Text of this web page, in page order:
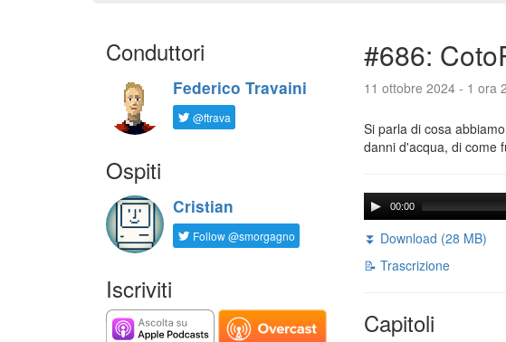
Conduttori
Federico Travaini
@ftrava
Ospiti
Cristian
Follow @smorgagno
Iscriviti
#686:
11 ottobre 2024 - 1 ora
Si parla di cosa
danni d'acqua, di come
00:00
⏬ Download (28 MB)
📝 Trascrizione
Capitoli